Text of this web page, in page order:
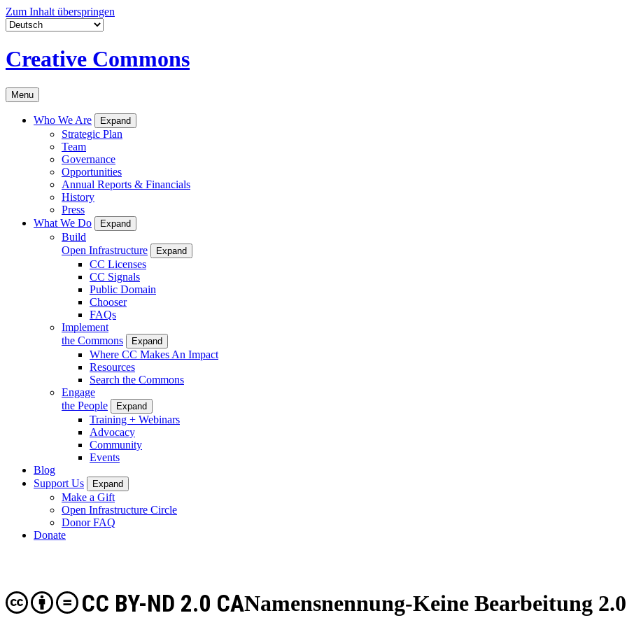
Zum Inhalt überspringen
Creative Commons
Menu
Who We Are Expand
Strategic Plan
Team
Governance
Opportunities
Annual Reports & Financials
History
Press
What We Do
Expand
Build
Open Infrastructure
Expand
CC Licenses
CC Signals
Public Domain
Chooser
FAQs
Implement
the Commons
Expand
Where CC Makes An Impact
Resources
Search the Commons
Engage
the People
Expand
Training + Webinars
Advocacy
Community
Events
Blog
Support Us
Expand
Make a Gift
Open Infrastructure Circle
Donor FAQ
Donate
Namensnennung-Keine Bearbeitung
CC BY-ND 2.0 CA